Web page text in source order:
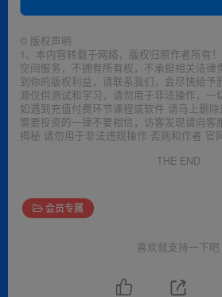
© 版权声明
1、本内容转载于网络，版权归原作者所有
空间服务，不拥有所有权，不承担相关法律
到你的版权利益，请联系我们，会尽快给予
源仅供测试和学习，请勿用于非法操作，一
如遇到充值付费环节课程或软件 请马上删
需要投资的一律不要相信，访客发现请向客
揭秘 请勿用于非法违规操作 否则和作者 官
THE END
会员专属
喜欢就支持一下吧